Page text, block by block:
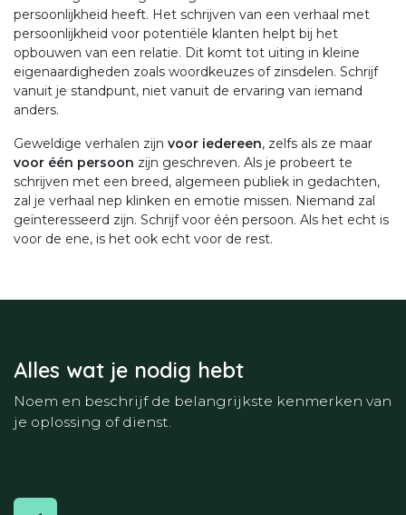
persoonlijkheid heeft. Het schrijven van een verhaal met
persoonlijkheid voor potentiële klanten helpt bij het
opbouwen van een relatie. Dit komt tot uiting in kleine
eigenaardigheden zoals woordkeuzes of zinsdelen. Schrijf
vanuit je standpunt, niet vanuit de ervaring van iemand
anders.
Geweldige verhalen zijn voor iedereen, zelfs als ze maar
voor één persoon zijn geschreven. Als je probeert te
schrijven met een breed, algemeen publiek in gedachten,
zal je verhaal nep klinken en emotie missen. Niemand zal
geïnteresseerd zijn. Schrijf voor één persoon. Als het echt is
voor de ene, is het ook echt voor de rest.
Alles wat je nodig hebt
Noem en beschrijf de belangrijkste kenmerken van
je oplossing of dienst.